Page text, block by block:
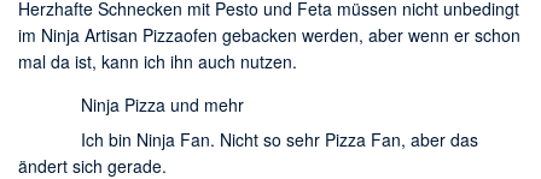
Herzhafte Schnecken mit Pesto und Feta müssen nicht unbedingt
im Ninja Artisan Pizzaofen gebacken werden, aber wenn er schon
mal da ist, kann ich ihn auch nutzen.
Ninja Pizza und mehr
Ich bin Ninja Fan. Nicht so sehr Pizza Fan, aber das
ändert sich gerade.